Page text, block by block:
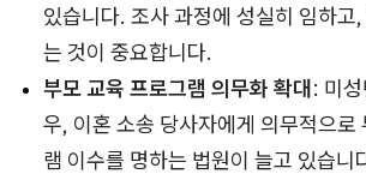
있습니다. 조사 과정에 성실히 임하고
는 것이 중요합니다.
부모 교육 프로그램 의무화 확대: 미
우, 이혼 소송 당사자에게 의무적으로
램 이수를 명하는 법원이 늘고 있습니